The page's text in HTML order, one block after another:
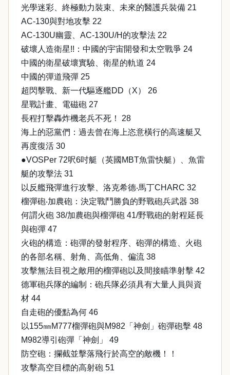
光學迷彩、終極動力裝束、未來的醫護兵裝備 21
AC-130與對地攻擊 22
AC-130U幽靈、AC-130U/H的攻擊法 22
破壞人造衛星!!：中國的宇宙開發和太空戰爭 24
中國的衛星破壞實驗、衛星的軌道 24
中國的彈道飛彈 25
超閃擊戰、新一代驅逐艦DD（X） 26
星戰計畫、電磁砲 27
長程打擊轟炸機老兵不死！ 28
海上的惡黨們：過去曾在海上恣意橫行的高速艇又
再度復活 30
●VOSPer 72呎6吋艇（英國MBT魚雷快艇）、魚雷
艇的攻擊法 31
以反艦飛彈進行攻擊、洛克希德‧馬丁CHARC 32
榴彈砲‧加農砲：決定戰鬥勝負的野戰砲兵武器 38
何謂火砲 38/加農砲與榴彈砲 41/野戰砲的射程延長
與砲彈 47
火砲的構造：砲彈的發射程序、砲彈的構造、火砲
的各部名稱、射角、高低角、偏流 38
攻擊無法目視之敵用的榴彈砲以及間接瞄準射擊 42
德軍砲兵隊的編制：砲兵隊必須具有大量人員與資
材 44
自走砲的優點為何 46
以155㎜M777榴彈砲與M982「神劍」砲彈砲擊 48
M982導引砲彈「神劍」 49
防空砲：攔截並擊落飛行於高空的敵機！！
攻擊高空目標的高射砲 51